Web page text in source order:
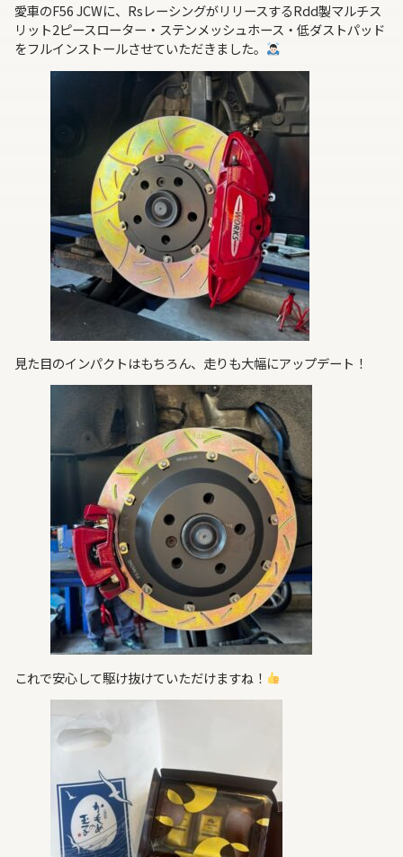
愛車のF56 JCWに、RsレーシングがリリースするRdd製マルチス
リット2ピースローター・ステンメッシュホース・低ダストパッド
をフルインストールさせていただきました。
見た目のインパクトはもちろん、走りも大幅にアップデート！
これで安心して駆け抜けていただけますね！